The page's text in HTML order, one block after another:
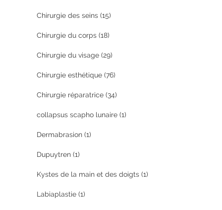
Chirurgie des seins (15)
Chirurgie du corps (18)
Chirurgie du visage (29)
Chirurgie esthétique (76)
Chirurgie réparatrice (34)
collapsus scapho lunaire (1)
Dermabrasion (1)
Dupuytren (1)
Kystes de la main et des doigts (1)
Labiaplastie (1)